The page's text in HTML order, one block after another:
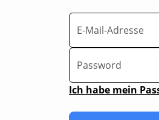
E-Mail-Adresse
Password
Ich habe mein